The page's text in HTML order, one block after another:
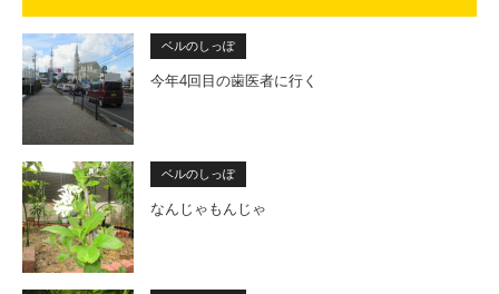
ベルのしっぽ
今年4回目の歯医者に行く
ベルのしっぽ
なんじゃもんじゃ